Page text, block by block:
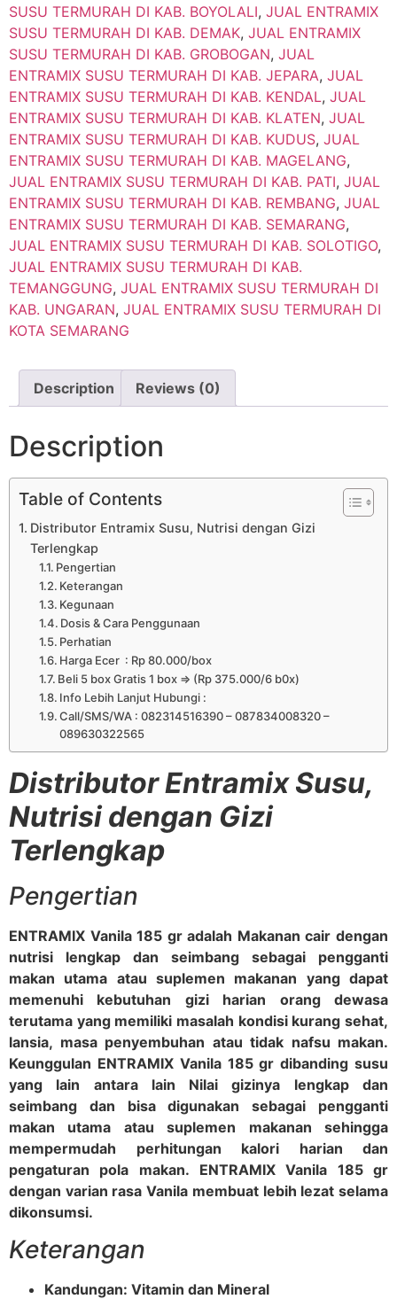
SUSU TERMURAH DI KAB. BOYOLALI, JUAL ENTRAMIX
SUSU TERMURAH DI KAB. DEMAK, JUAL ENTRAMIX
SUSU TERMURAH DI KAB. GROBOGAN, JUAL
ENTRAMIX SUSU TERMURAH DI KAB. JEPARA, JUAL
ENTRAMIX SUSU TERMURAH DI KAB. KENDAL, JUAL
ENTRAMIX SUSU TERMURAH DI KAB. KLATEN, JUAL
ENTRAMIX SUSU TERMURAH DI KAB. KUDUS, JUAL
ENTRAMIX SUSU TERMURAH DI KAB. MAGELANG,
JUAL ENTRAMIX SUSU TERMURAH DI KAB. PATI, JUAL
ENTRAMIX SUSU TERMURAH DI KAB. REMBANG, JUAL
ENTRAMIX SUSU TERMURAH DI KAB. SEMARANG,
JUAL ENTRAMIX SUSU TERMURAH DI KAB. SOLOTIGO,
JUAL ENTRAMIX SUSU TERMURAH DI KAB.
TEMANGGUNG, JUAL ENTRAMIX SUSU TERMURAH DI
KAB. UNGARAN, JUAL ENTRAMIX SUSU TERMURAH DI
KOTA SEMARANG
Description Reviews (0)
Description
Table of Contents
Distributor Entramix Susu, Nutrisi dengan Gizi
Terlengkap
Pengertian
Keterangan
Kegunaan
Dosis & Cara Penggunaan
Perhatian
Harga Ecer : Rp 80.000/box
Beli 5 box Gratis 1 box => (Rp 375.000/6 b0x)
Info Lebih Lanjut Hubungi :
Call/SMS/WA : 082314516390 – 087834008320 –
089630322565
Distributor Entramix Susu,
Nutrisi dengan Gizi
Terlengkap
Pengertian
ENTRAMIX Vanila 185 gr adalah Makanan cair dengan
nutrisi lengkap dan seimbang sebagai pengganti
makan utama atau suplemen makanan yang dapat
memenuhi kebutuhan gizi harian orang dewasa
terutama yang memiliki masalah kondisi kurang sehat,
lansia, masa penyembuhan atau tidak nafsu makan.
Keunggulan ENTRAMIX Vanila 185 gr dibanding susu
yang lain antara lain Nilai gizinya lengkap dan
seimbang dan bisa digunakan sebagai pengganti
makan utama atau suplemen makanan sehingga
mempermudah perhitungan kalori harian dan
pengaturan pola makan. ENTRAMIX Vanila 185 gr
dengan varian rasa Vanila membuat lebih lezat selama
dikonsumsi.
Keterangan
Kandungan: Vitamin dan Mineral